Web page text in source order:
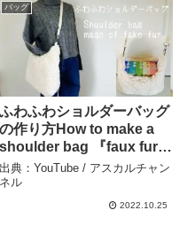
バッグ
ふわふわショルダーバッグ
の作り方How to make a
shoulder bag 『faux fur』
秋冬バッグ – アスカルチャ
ンネル
出典：YouTube / アスカルチャン
ネル
2022.10.25